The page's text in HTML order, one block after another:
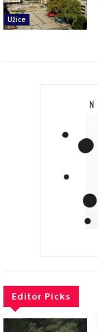
Užice
Editor Picks